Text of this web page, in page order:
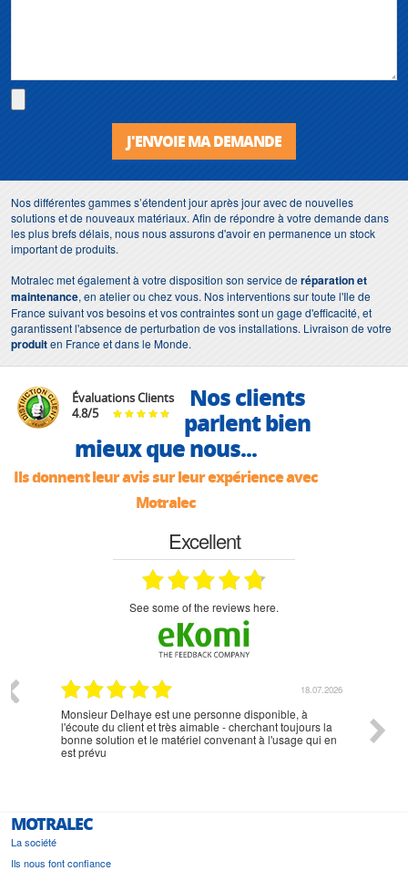
J'ENVOIE MA DEMANDE
Nos différentes gammes s’étendent jour après jour avec de nouvelles
solutions et de nouveaux matériaux. Afin de répondre à votre demande dans
les plus brefs délais, nous nous assurons d'avoir en permanence un stock
important de produits.
Motralec met également à votre disposition son service deréparation et
maintenance, en atelier ou chez vous. Nos interventions sur toute l'Ile de
France suivant vos besoins et vos contraintes sont un gage d'efficacité, et
garantissent l'absence de perturbation de vos installations. Livraison de votre
produiten France et dans le Monde.
Évaluations Clients
4.8/5
Nos clients
parlent bien
mieux que nous...
Ils donnent leur avis sur leur expérience avec
Motralec
Excellent
see some of the reviews here.
18.07.2026
Monsieur Delhaye est une personne disponible, à
l'écoute du client et très aimable - cherchant toujours la
bonne solution et le matériel convenant à l'usage qui en
est prévu
MOTRALEC
La société
Ils nous font confiance